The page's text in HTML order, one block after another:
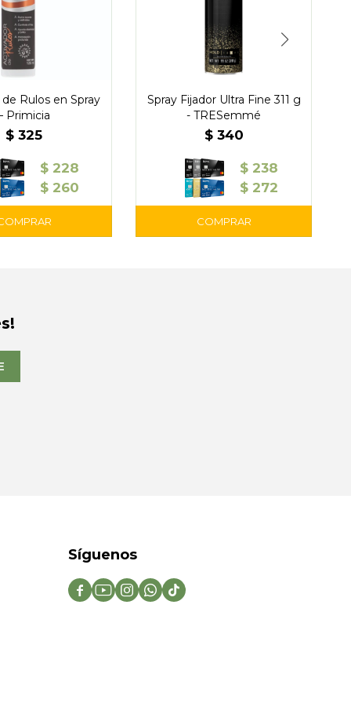
Rulos en Spray
Primicia
$ 325
$ 228
$ 260
Spray Fijador Ultra Fine 311 g
- TRESemmé
$ 340
$ 238
$ 272
Síguenos
    